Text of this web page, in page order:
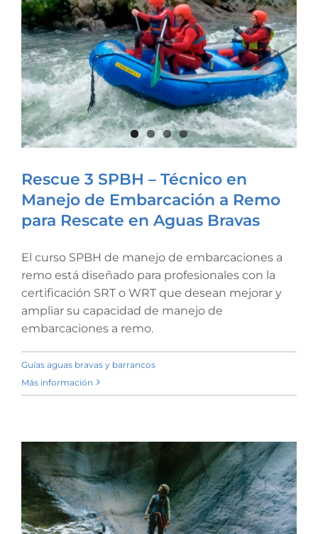
Rescue 3 SPBH – Técnico en
Remo para Rescate en Aguas
Bravas
Rescue 3 SPBH – Técnico en
Manejo de Embarcación a Remo
para Rescate en Aguas Bravas
El curso SPBH de manejo de embarcaciones a
remo está diseñado para profesionales con la
certificación SRT o WRT que desean mejorar y
ampliar su capacidad de manejo de
embarcaciones a remo.
Guías aguas bravas y barrancos
Más información